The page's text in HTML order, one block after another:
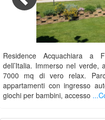
Residence Acquachiara a
dell’Italia. Immerso nel
7000 mq di vero relax.
appartamenti con ingresso
giochi per bambini, accesso